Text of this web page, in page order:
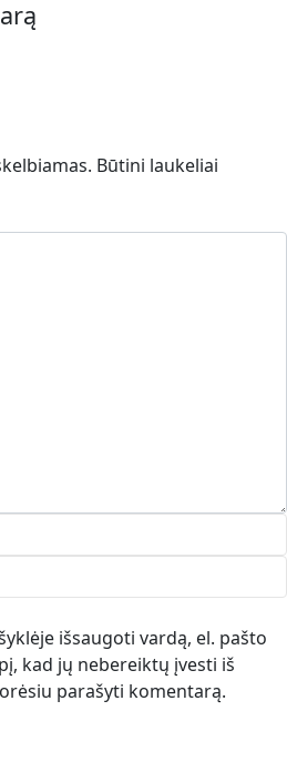
Būtini laukeliai
išsaugoti vardą, el. pašto
kad jų nebereiktų įvesti iš
parašyti komentarą.